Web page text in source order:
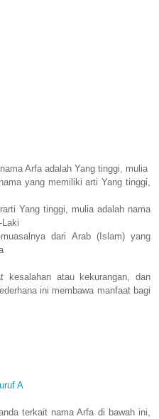
Arfa adalah Yang tinggi, mulia
yang memiliki arti Yang tinggi,
Yang tinggi, mulia adalah nama
dari Arab (Islam) yang
kesalahan atau kekurangan, dan
ini membawa manfaat bagi
A
terkait nama Arfa di bawah ini,